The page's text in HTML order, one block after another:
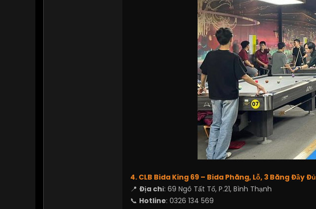
4. CLB Bida King 69 – Bida Phăng, Lỗ, 3 Băng Đầy Đủ
📍 Địa chỉ: 69 Ngô Tất Tố, P.21, Bình Thạnh
📞 Hotline: 0326 134 569